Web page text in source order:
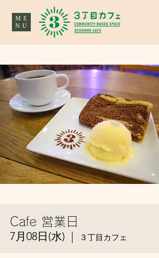
ME
NU
Cafe 営業日
7月08日(水) ３丁目カフェ